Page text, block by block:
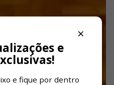
×
e
e fique por dentro